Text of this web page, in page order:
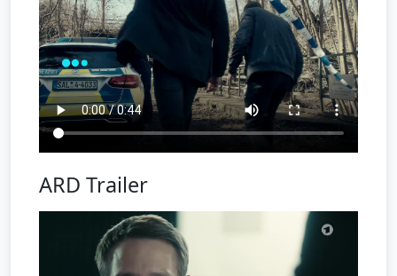
ARD Trailer